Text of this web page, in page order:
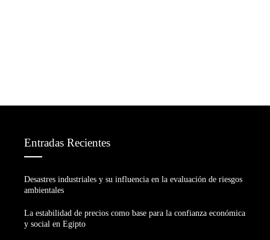
Entradas Recientes
Desastres industriales y su influencia en la evaluación de riesgos
ambientales
La estabilidad de precios como base para la confianza económica
y social en Egipto